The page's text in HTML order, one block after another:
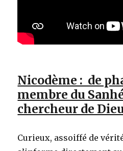
Nicodème : de
membre du
chercheur de
Curieux, assoiffé de